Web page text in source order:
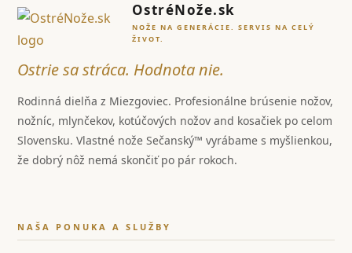
OstréNože.sk
NOŽE NA GENERÁCIE. SERVIS NA CELÝ
ŽIVOT.
Ostrie sa stráca. Hodnota nie.
Rodinná dielňa z Miezgoviec. Profesionálne brúsenie nožov,
nožníc, mlynčekov, kotúčových nožov and kosačiek po celom
Slovensku. Vlastné nože Sečanský™ vyrábame s myšlienkou,
že dobrý nôž nemá skončiť po pár rokoch.
NAŠA PONUKA A SLUŽBY